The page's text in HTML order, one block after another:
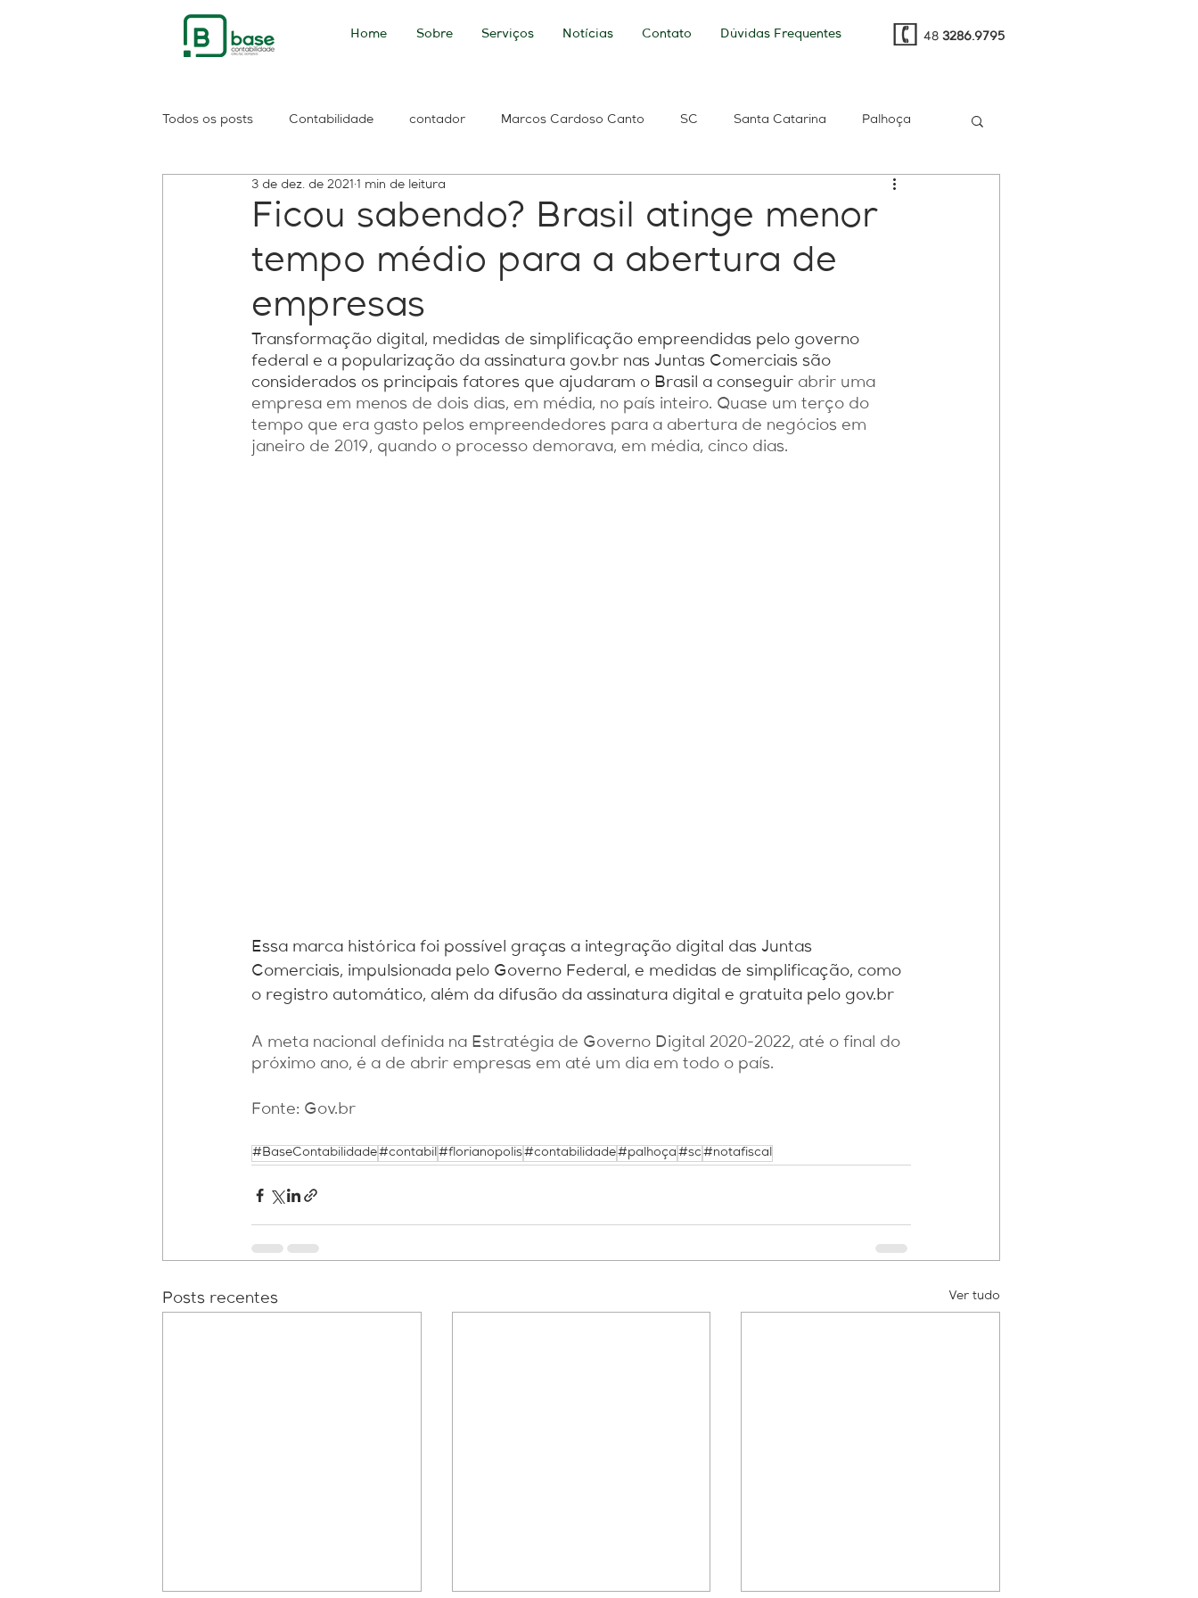
Home Sobre Serviços Notícias Contato Dúvidas Frequentes 48 3286.9795
Todos os posts Contabilidade contador Marcos Cardoso Canto SC Santa Catarina Palhoça
PASEP consulta saldo
Contribuintes Consolidação de Débitos Débitos Previdenciários ICMS e-Social multa
Reforma do IR Imposto de Renda base de cálculo Base Contabilidade tecnologia Sped
fundos patriminiais Perícia Contábil Cuidados
Ficou sabendo? Brasil atinge menor
tempo médio para a abertura de
empresas
3 de dez. de 2021 1 min de leitura
Transformação digital, medidas de simplificação empreendidas pelo governo
federal e a popularização da assinatura gov.br nas Juntas Comerciais são
considerados os principais fatores que ajudaram o Brasil a conseguir abrir uma
empresa em menos de dois dias, em média, no país inteiro. Quase um terço do
tempo que era gasto pelos empreendedores para a abertura de negócios em
janeiro de 2019, quando o processo demorava, em média, cinco dias.
Essa marca histórica foi possível graças a integração digital das Juntas
Comerciais, impulsionada pelo Governo Federal, e medidas de simplificação, como
o registro automático, além da difusão da assinatura digital e gratuita pelo gov.br
A meta nacional definida na Estratégia de Governo Digital 2020-2022, até o final do
próximo ano, é a de abrir empresas em até um dia em todo o país.
Fonte: Gov.br
#BaseContabilidade#contabil#florianopolis#contabilidade#palhoça #sc#notafiscal
Posts recentes Ver tudo